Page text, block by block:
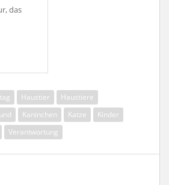
das
Haustier
Haustiere
Kaninchen Katze
Kinder
Verantwortung